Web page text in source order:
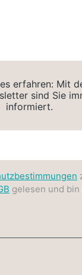
erfahren: Mit
sind Sie
informiert.
gelesen und